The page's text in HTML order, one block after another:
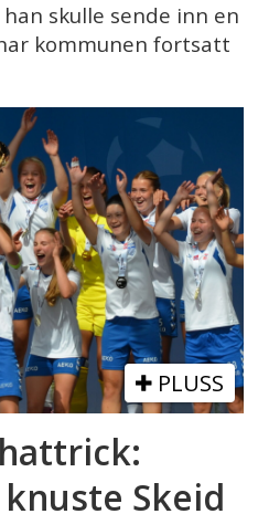
skulle sende inn en
kommunen fortsatt
PLUSS
Skeid